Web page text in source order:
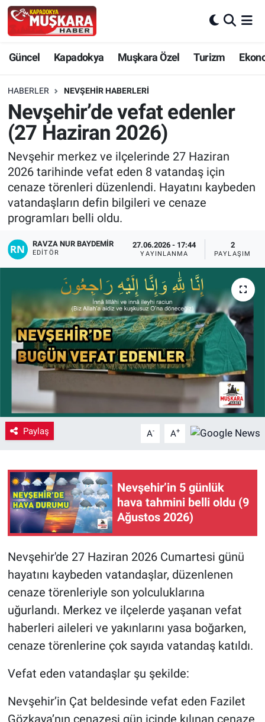
Güncel Kapadokya Muşkara Özel Turizm
HABERLER NEVŞEHIR HABERLERI
Nevşehir’de vefat edenler
(27 Haziran 2026)
Nevşehir merkez ve ilçelerinde 27 Haziran
2026 tarihinde vefat eden 8 vatandaş için
cenaze törenleri düzenlendi. Hayatını kaybeden
vatandaşların defin bilgileri ve cenaze
programları belli oldu.
RAVZA NUR BAYDEMIR
EDITÖR
27.06.2026 - 17:44
YAYINLANMA
2
PAYLAŞIM
Paylaş A- A+
Nevşehir’in 5 günlük
hava tahmini belli oldu (9
Ağustos 2026)
Nevşehir'de 27 Haziran 2026 Cumartesi günü
hayatını kaybeden vatandaşlar, düzenlenen
cenaze törenleriyle son yolculuklarına
uğurlandı. Merkez ve ilçelerde yaşanan vefat
haberleri aileleri ve yakınlarını yasa boğarken,
cenaze törenlerine çok sayıda vatandaş katıldı.
Vefat eden vatandaşlar şu şekilde:
Nevşehir’in Çat beldesinde vefat eden Fazilet
Gözkaya’nın cenazesi gün içinde kılınan cenaze
Güncel
SEÇİM
Muşkara Özel
Ekonomi
Kapadokya
Turizm
Kültür - Sanat
Yaşam
VEFATLAR
Nevşehir Hava Durumu
Nevşehir Trafik Yoğunluk Haritası
Süper Lig Puan Durumu ve Fikstür
Tüm Manşetler
Son Dakika Haberleri
Haber Arşivi